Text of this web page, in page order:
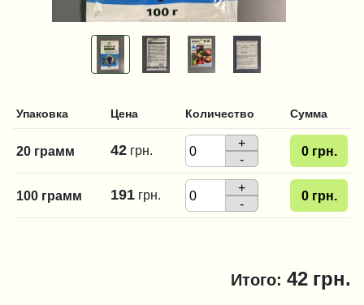
Упаковка Цена Количество Сумма
20 грамм 42 грн.
+
-
0 грн.
100 грамм 191 грн.
+
-
0 грн.
Итого: 42 грн.